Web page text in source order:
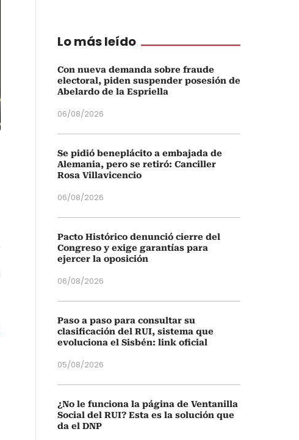
Lo más leído
Con nueva demanda sobre fraude
electoral, piden suspender posesión de
Abelardo de la Espriella
06/08/2026
Se pidió beneplácito a embajada de
Alemania, pero se retiró: Canciller
Rosa Villavicencio
06/08/2026
Pacto Histórico denunció cierre del
Congreso y exige garantías para
ejercer la oposición
06/08/2026
Paso a paso para consultar su
clasificación del RUI, sistema que
evoluciona el Sisbén: link oficial
05/08/2026
¿No le funciona la página de Ventanilla
Social del RUI? Esta es la solución que
da el DNP